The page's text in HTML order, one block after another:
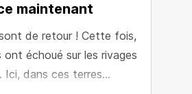
maintenant
de retour ! Cette fois,
ont échoué sur les rivages
Ici, dans ces terres